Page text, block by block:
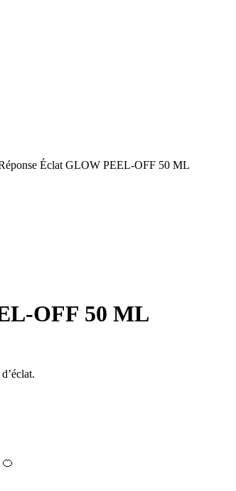
Éclat GLOW PEEL-OFF 50 ML
OFF 50 ML
🍊